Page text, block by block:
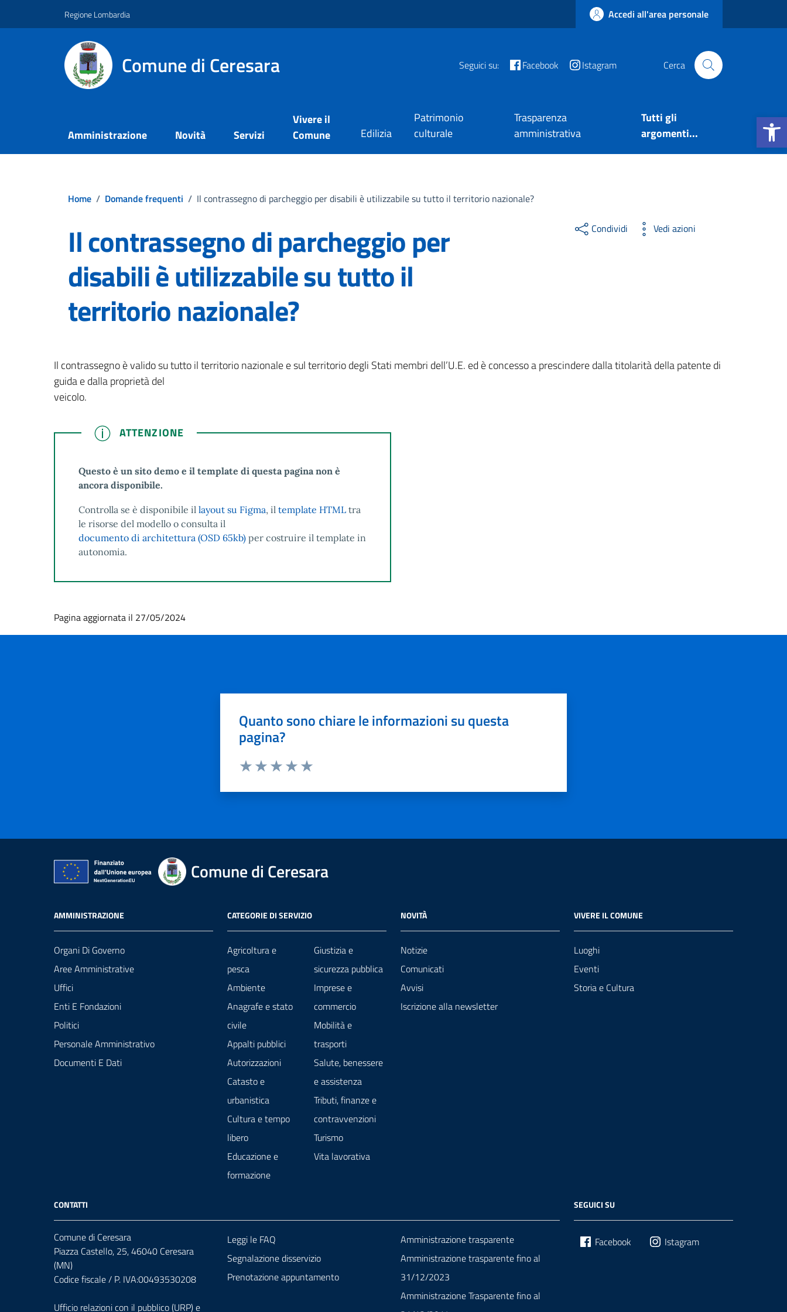
Apri la
Regione Lombardia Accedi all'area personale
Comune di Ceresara Seguici su: Facebook Istagram Cerca
Amministrazione Novità Servizi
Vivere il
Comune
Edilizia
Patrimonio
culturale
Trasparenza
amministrativa
Tutti gli
argomenti...
Home / Domande frequenti / Il contrassegno di parcheggio per disabili è utilizzabile su tutto il territorio nazionale?
Il contrassegno di parcheggio per
disabili è utilizzabile su tutto il
territorio nazionale?
Condividi Vedi azioni
Il contrassegno è valido su tutto il territorio nazionale e sul territorio degli Stati membri dell’U.E. ed è concesso a prescindere dalla titolarità della patente di
guida e dalla proprietà del
veicolo.
ATTENZIONE
ATTENZIONE
Questo è un sito demo e il template di questa pagina non è
ancora disponibile.
Controlla se è disponibile il layout su Figma, il template HTMLtra
le risorse del modello o consulta il
documento di architettura (OSD 65kb)per costruire il template in
autonomia.
Pagina aggiornata il 27/05/2024
Quanto sono chiare le informazioni su questa
pagina?
Comune di Ceresara
AMMINISTRAZIONE
Organi Di Governo
Aree Amministrative
Uffici
Enti E Fondazioni
Politici
Personale Amministrativo
Documenti E Dati
CATEGORIE DI SERVIZIO
Agricoltura e
pesca
Ambiente
Anagrafe e stato
civile
Appalti pubblici
Autorizzazioni
Catasto e
urbanistica
Cultura e tempo
libero
Educazione e
formazione
Giustizia e
sicurezza pubblica
Imprese e
commercio
Mobilità e
trasporti
Salute, benessere
e assistenza
Tributi, finanze e
contravvenzioni
Turismo
Vita lavorativa
NOVITÀ
Notizie
Comunicati
Avvisi
Iscrizione alla newsletter
VIVERE IL COMUNE
Luoghi
Eventi
Storia e Cultura
CONTATTI
Comune di Ceresara
Piazza Castello, 25, 46040 Ceresara
(MN)
Codice fiscale / P. IVA:00493530208
Ufficio relazioni con il pubblico (URP) e
Leggi le FAQ
Segnalazione disservizio
Prenotazione appuntamento
Amministrazione trasparente
Amministrazione trasparente fino al
31/12/2023
Amministrazione Trasparente fino al
SEGUICI SU
Facebook Istagram